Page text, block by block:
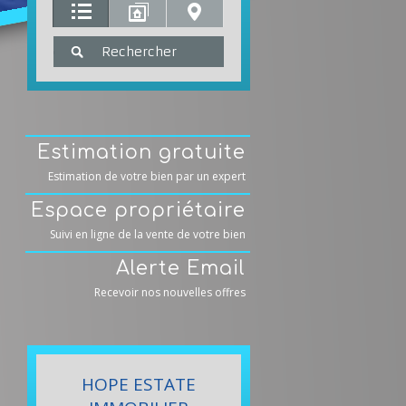
Estimation gratuite
Estimation de votre bien par un expert
Espace propriétaire
Suivi en ligne de la vente de votre bien
Alerte Email
Recevoir nos nouvelles offres
HOPE ESTATE